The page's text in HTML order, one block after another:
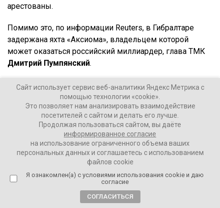
арестованы.
Помимо это, по информации Reuters, в Гибралтаре
задержана яхта «Аксиома», владельцем которой
может оказаться российский миллиардер, глава ТМК
Дмитрий Пумпянский.
Стоит напомнить, что это далеко не первые случаи,
когда власти западных стран задерживали яхты
россиян, попавших в санкционный список.
Например, ранее сообщалось, что в Финляндии
задержана яхта «Фотиния», предположительно,
находящаяся в пользовании экс-премьера, а ныне
Дмитрия Медведева
Франции были задержаны две яхты, которые могут
принадлежать главе «Роснефти»Игорь Сечину
Германии – яхта «Дильбар» миллиардера
Сайт использует сервис веб-аналитики Яндекс Метрика с
помощью технологии «cookie».
Это позволяет нам анализировать взаимодействие
посетителей с сайтом и делать его лучше.
Продолжая пользоваться сайтом, вы даёте
информированное согласие
на использование ограниченного объема ваших
персональных данных и соглашаетесь с использованием
файлов cookie
Я ознакомлен(а) с условиями использования cookie и даю
согласие
СОГЛАСИТЬСЯ